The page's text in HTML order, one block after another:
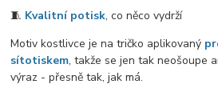
🧵 Kvalitní potisk, co něco vydrží
Motiv kostlivce je na tričko aplikovaný
sítotiskem, takže se jen tak neošoupe
výraz - přesně tak, jak má.